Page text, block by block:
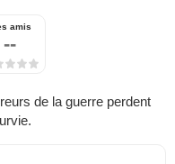
amis
--
de la guerre perdent